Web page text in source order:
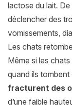
lactose du lait.
déclencher des
vomissements,
Les chats
Même si les
quand ils tombent
fracturent des
d’une faible